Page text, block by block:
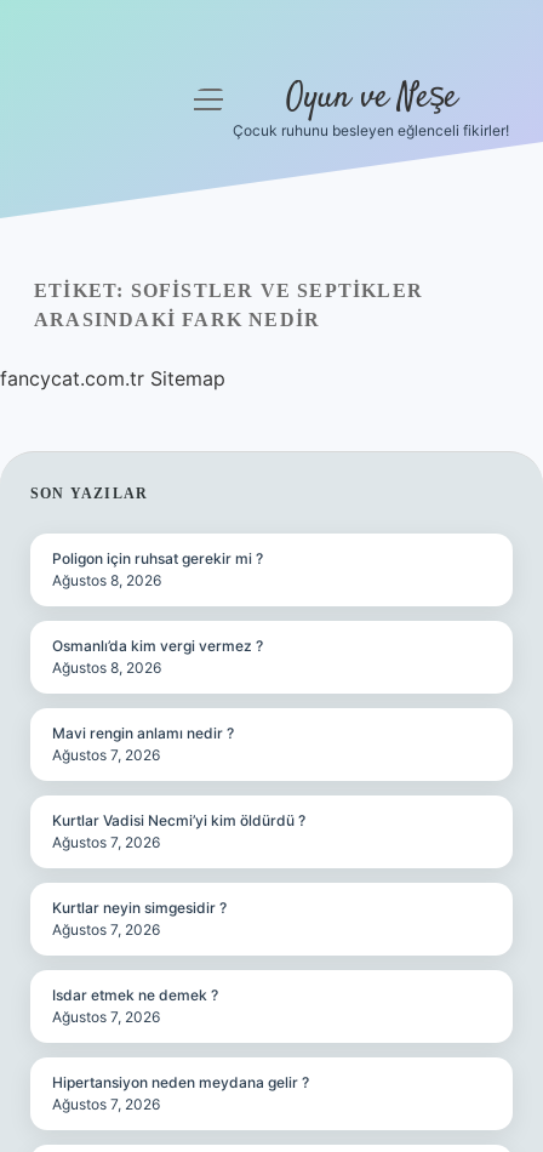
Yasal Uyarı
menüyü
Oyun ve Neşe
Çocuk ruhunu besleyen eğlenceli fikirler!
ETIKET: SOFISTLER VE SEPTIKLER
ARASINDAKI FARK NEDIR
fancycat.com.tr Sitemap
SIDEBAR
SON YAZILAR
Poligon için ruhsat gerekir mi ?
Ağustos 8, 2026
Osmanlı’da kim vergi vermez ?
Ağustos 8, 2026
Mavi rengin anlamı nedir ?
Ağustos 7, 2026
Kurtlar Vadisi Necmi’yi kim öldürdü ?
Ağustos 7, 2026
Kurtlar neyin simgesidir ?
Ağustos 7, 2026
Isdar etmek ne demek ?
Ağustos 7, 2026
Hipertansiyon neden meydana gelir ?
Ağustos 7, 2026